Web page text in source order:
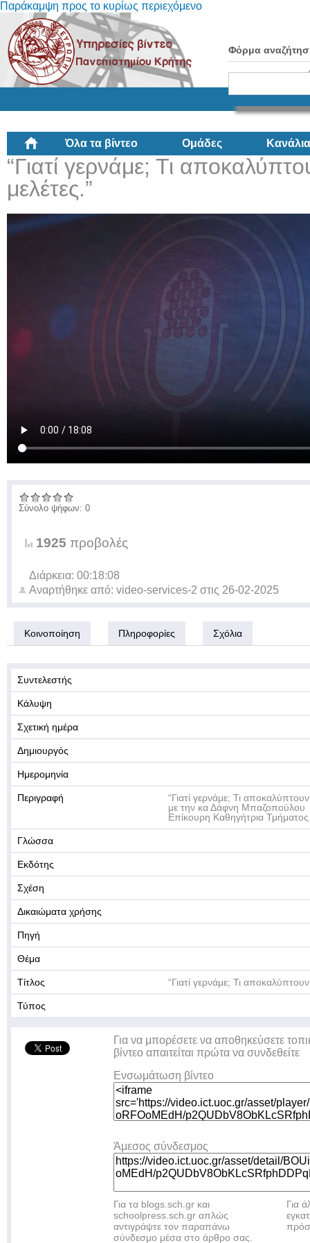
Παράκαμψη προς το κυρίως περιεχόμενο
Φόρμα
Όλα τα βίντεο Ομάδες Κανάλια
“Γιατί γερνάμε; Τι
μελέτες.”
Σύνολο ψήφων: 0
1925 προβολές
Διάρκεια: 00:18:08
Αναρτήθηκε από: video-services-2 στις 26-02-2025
Κοινοποίηση Πληροφορίες Σχόλια
Συντελεστής
Κάλυψη
Σχετική ημέρα
Δημιουργός
Ημερομηνία
Περιγραφή
“Γιατί γερνάμε; Τι
με την κα Δάφνη Μπαζοπούλου
Επίκουρη Καθηγήτρια Τμήματος
Γλώσσα
Εκδότης
Σχέση
Δικαιώματα χρήσης
Πηγή
Θέμα
Τίτλος “Γιατί γερνάμε; Τι
Τύπος
Για να μπορέσετε να αποθηκεύσετε
βίντεο απαιτείται πρώτα να συνδεθείτε
Ενσωμάτωση βίντεο
Άμεσος σύνδεσμος
Για τα blogs.sch.gr και
schoolpress.sch.gr απλώς
αντιγράψτε τον παραπάνω
σύνδεσμο μέσα στο άρθρο σας.
Για